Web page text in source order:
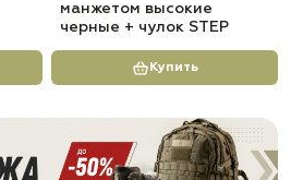
манжетом высокие
черные + чулок STEP
Купить